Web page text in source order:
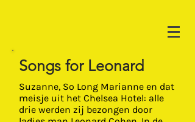
Songs for Leonard
Suzanne, So Long Marianne en dat
meisje uit het Chelsea Hotel: alle
drie werden zij bezongen door